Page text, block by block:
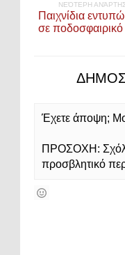
ΝΕΌΤΕΡΗ
Παιχνίδια
σε ποδοσφαιρικό
Έχετε άποψη;
ΠΡΟΣΟΧΗ:
προσβλητικό